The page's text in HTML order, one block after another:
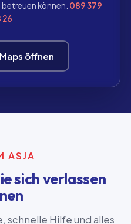
betreuen können. 089 379
26
öffnen
ASJA
sich verlassen
schnelle Hilfe und alles